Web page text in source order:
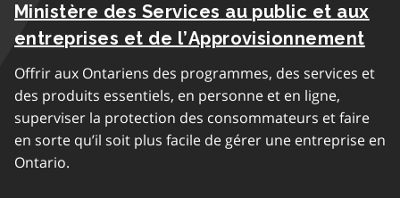
Ministère des Services au public et aux
entreprises et de l’Approvisionnement
Offrir aux Ontariens des programmes, des services et
des produits essentiels, en personne et en ligne,
superviser la protection des consommateurs et faire
en sorte qu’il soit plus facile de gérer une entreprise en
Ontario.